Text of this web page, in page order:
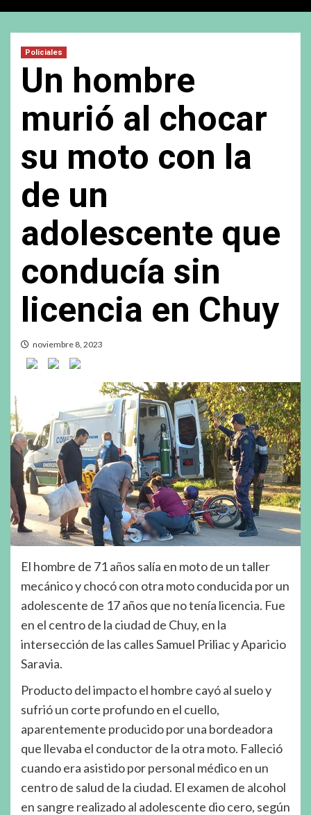
Policiales
Un hombre
murió al chocar
su moto con la
de un
adolescente que
conducía sin
licencia en Chuy
noviembre 8, 2023
El hombre de 71 años salía en moto de un taller
mecánico y chocó con otra moto conducida por un
adolescente de 17 años que no tenía licencia. Fue
en el centro de la ciudad de Chuy, en la
intersección de las calles Samuel Priliac y Aparicio
Saravia.
Producto del impacto el hombre cayó al suelo y
sufrió un corte profundo en el cuello,
aparentemente producido por una bordeadora
que llevaba el conductor de la otra moto. Falleció
cuando era asistido por personal médico en un
centro de salud de la ciudad. El examen de alcohol
en sangre realizado al adolescente dio cero, según